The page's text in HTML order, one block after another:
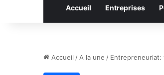
Accueil Entreprises
Accueil / A la une / Entrepreneuriat: